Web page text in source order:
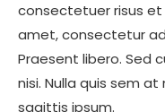
consectetuer risus
amet, consectetur
Praesent libero. Sed
nisi. Nulla quis sem
sagittis ipsum.